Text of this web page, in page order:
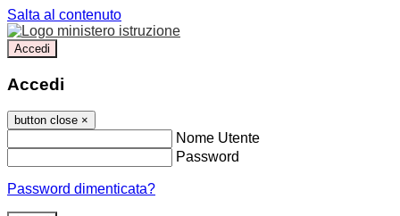
Salta al contenuto
Accedi
Accedi
button close ×
Nome Utente
Password
Password dimenticata?